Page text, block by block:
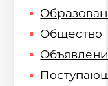
Общество